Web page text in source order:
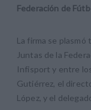
Federación de
La firma se plasmó
Juntas de la
Infisport y entre
Gutiérrez, el
López, y el